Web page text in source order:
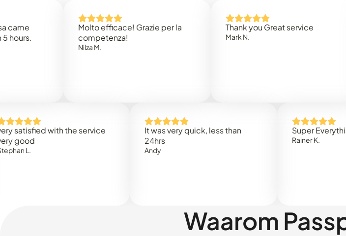
Molto efficace! Grazie per la
competenza!
Thank you Great service
with the service
It was very quick, less than
Super Everything
Rainer K.
Waarom